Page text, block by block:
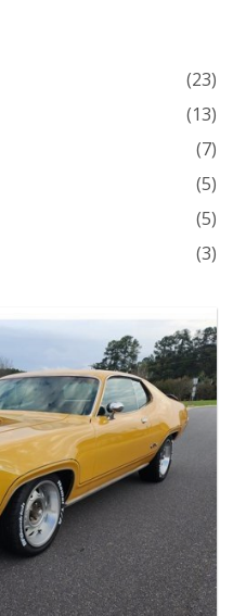
(23)
(13)
(7)
(5)
(5)
(3)